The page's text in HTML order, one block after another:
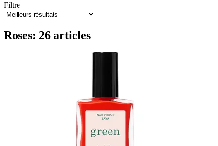
Filtre
Roses: 26 articles